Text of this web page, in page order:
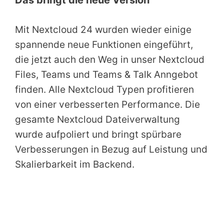
Mit Nextcloud 24 wurden wieder einige
spannende neue Funktionen eingeführt,
die jetzt auch den Weg in unser Nextcloud
Files, Teams und Teams & Talk Anngebot
finden. Alle Nextcloud Typen profitieren
von einer verbesserten Performance. Die
gesamte Nextcloud Dateiverwaltung
wurde aufpoliert und bringt spürbare
Verbesserungen in Bezug auf Leistung und
Skalierbarkeit im Backend.